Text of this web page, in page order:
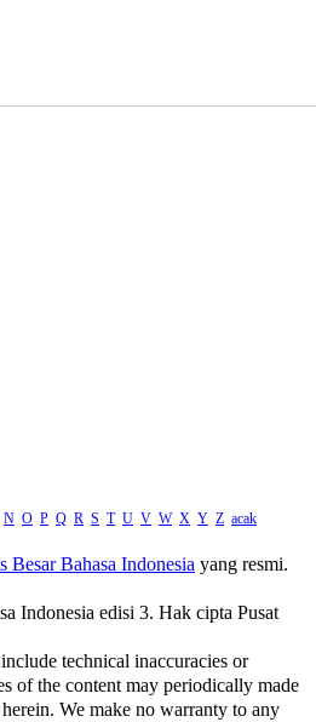
N O P Q R S T U V W X Y Z acak
Besar Bahasa Indonesia yang resmi.
Indonesia edisi 3. Hak cipta Pusat
technical inaccuracies or
of the content may periodically made
We make no warranty to any